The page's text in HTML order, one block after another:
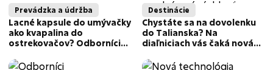
Prevádzka a údržba
Lacné kapsule do umývačky
ako kvapalina do
ostrekovačov? Odborníci
Destinácie
Chystáte sa na dovolenku
do Talianska? Na
diaľniciach vás čaká nová
bezohľadným vodičom